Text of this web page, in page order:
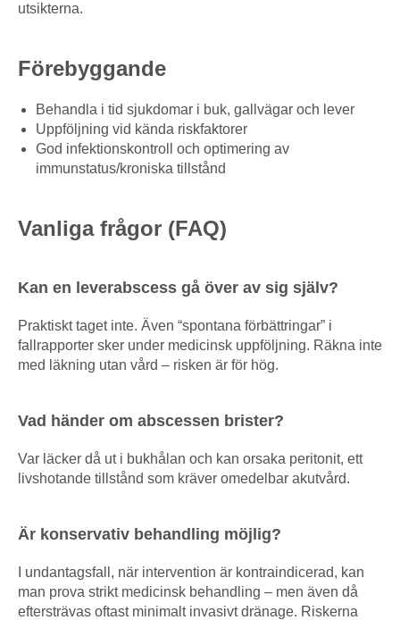
utsikterna.
Förebyggande
Behandla i tid sjukdomar i buk, gallvägar och lever
Uppföljning vid kända riskfaktorer
God infektionskontroll och optimering av
immunstatus/kroniska tillstånd
Vanliga frågor (FAQ)
Kan en leverabscess gå över av sig själv?
Praktiskt taget inte. Även “spontana förbättringar” i
fallrapporter sker under medicinsk uppföljning. Räkna inte
med läkning utan vård – risken är för hög.
Vad händer om abscessen brister?
Var läcker då ut i bukhålan och kan orsaka peritonit, ett
livshotande tillstånd som kräver omedelbar akutvård.
Är konservativ behandling möjlig?
I undantagsfall, när intervention är kontraindicerad, kan
man prova strikt medicinsk behandling – men även då
eftersträvas oftast minimalt invasivt dränage. Riskerna